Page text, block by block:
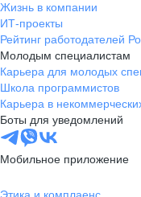
Жизнь в компании
ИТ-проекты
Рейтинг работодателей
Молодым специалистам
Карьера для молодых
Школа программистов
Карьера в
Боты для уведомлений
Мобильное приложение